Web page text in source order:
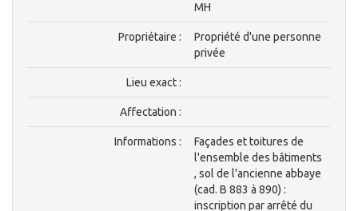
MH
Propriétaire :
Propriété d'une personne
privée
Lieu exact :
Affectation :
Informations :
Façades et toitures de
l'ensemble des bâtiments
, sol de l'ancienne abbaye
(cad. B 883 à 890) :
inscription par arrêté du